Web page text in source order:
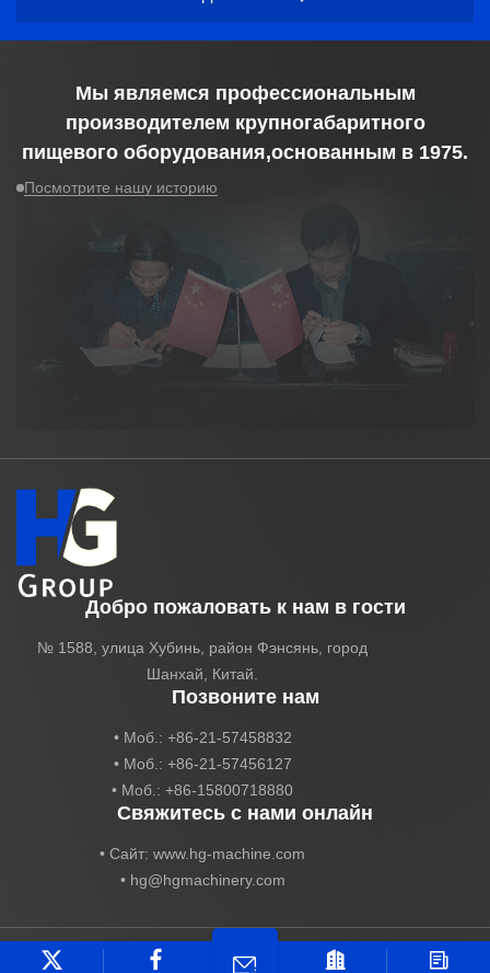
Мы являемся профессиональным
производителем крупногабаритного
пищевого оборудования,основанным в 1975.
Посмотрите нашу историю
Добро пожаловать к нам в гости
№ 1588, улица Хубинь, район Фэнсянь, город
Шанхай, Китай.
Позвоните нам
• Моб.: +86-21-57458832
• Моб.: +86-21-57456127
• Моб.: +86-15800718880
Свяжитесь с нами онлайн
• Сайт: www.hg-machine.com
• hg@hgmachinery.com
Авторское право HG Industry Group Все права защищены